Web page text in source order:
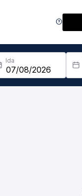
Ida